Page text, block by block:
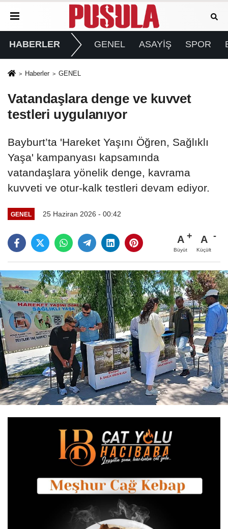
HABERLER GENEL ASAYİŞ SPOR
Haberler GENEL
Vatandaşlara denge ve kuvvet
testleri uygulanıyor
Bayburt’ta 'Hareket Yaşını Öğren, Sağlıklı
Yaşa' kampanyası kapsamında
vatandaşlara yönelik denge, kavrama
kuvveti ve otur-kalk testleri devam ediyor.
GENEL 25 Haziran 2026 - 00:42
A
Büyüt
A
Küçült